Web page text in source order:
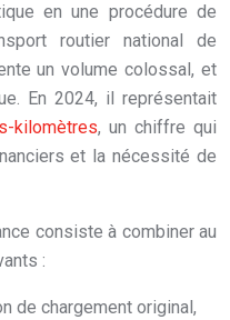
en une procédure de
routier national de
un volume colossal, et
En 2024, il représentait
kilomètres, un chiffre qui
et la nécessité de
consiste à combiner au
:
de chargement original,